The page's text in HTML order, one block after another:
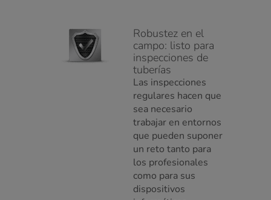
Robustez en el
campo: listo para
inspecciones de
tuberías
Las inspecciones
regulares hacen que
sea necesario
trabajar en entornos
que pueden suponer
un reto tanto para
los profesionales
como para sus
dispositivos